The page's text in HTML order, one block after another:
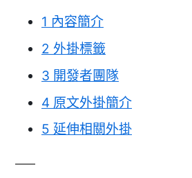
1 內容簡介
2 外掛標籤
3 開發者團隊
4 原文外掛簡介
5 延伸相關外掛